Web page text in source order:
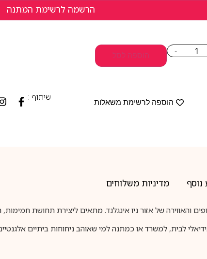
-
הוספה לסל
הוספה לרשימת משאלות
שיתוף :
נוסף מדיניות משלוחים
והאווירה של אזור ניו אינגלנד. מתאים ליצירת תחושת חמימות,
לבית, למשרד או כמתנה למי שאוהב ניחוחות ביתיים